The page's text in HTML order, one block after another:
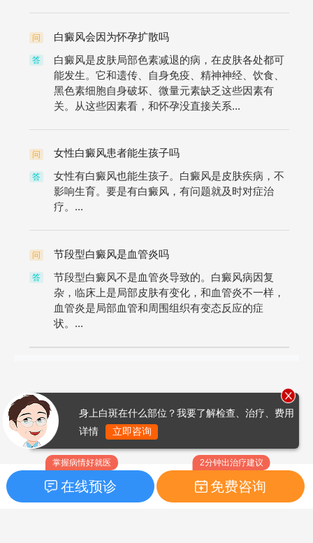
问 白癜风会因为怀孕扩散吗
答
白癜风是皮肤局部色素减退的病，在皮肤各处都可
能发生。它和遗传、自身免疫、精神神经、饮食、
黑色素细胞自身破坏、微量元素缺乏这些因素有
关。从这些因素看，和怀孕没直接关系...
问 女性白癜风患者能生孩子吗
答
女性有白癜风也能生孩子。白癜风是皮肤疾病，不
影响生育。要是有白癜风，有问题就及时对症治
疗。...
问 节段型白癜风是血管炎吗
答
节段型白癜风不是血管炎导致的。白癜风病因复
杂，临床上是局部皮肤有变化，和血管炎不一样，
血管炎是局部血管和周围组织有变态反应的症
状。...
掌握病情好就医
在线预诊
2分钟出治疗建议
免费咨询
身上白斑在什么部位？我要了解检查、治疗、费用
详情
立即咨询